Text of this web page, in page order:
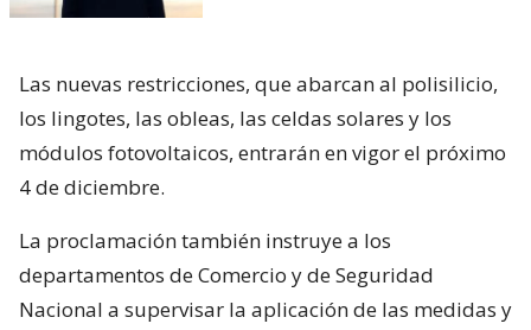
Las nuevas restricciones, que abarcan al polisilicio,
los lingotes, las obleas, las celdas solares y los
módulos fotovoltaicos, entrarán en vigor el próximo
4 de diciembre.
La proclamación también instruye a los
departamentos de Comercio y de Seguridad
Nacional a supervisar la aplicación de las medidas y